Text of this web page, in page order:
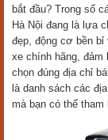
bắt đầu? Trong số
Hà Nội đang là lựa
đẹp, động cơ bền bỉ
xe chính hãng,
chọn đúng địa chỉ
là danh sách các
mà bạn có thể tham